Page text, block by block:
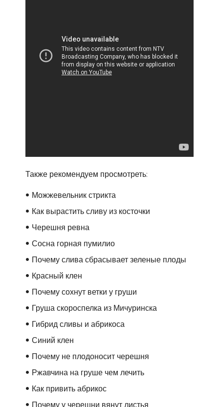
Также рекомендуем просмотреть:
Можжевельник стрикта
Как вырастить сливу из косточки
Черешня ревна
Сосна горная пумилио
Почему слива сбрасывает зеленые плоды
Красный клен
Почему сохнут ветки у груши
Груша скороспелка из Мичуринска
Гибрид сливы и абрикоса
Синий клен
Почему не плодоносит черешня
Ржавчина на груше чем лечить
Как привить абрикос
Почему у черешни вянут листья